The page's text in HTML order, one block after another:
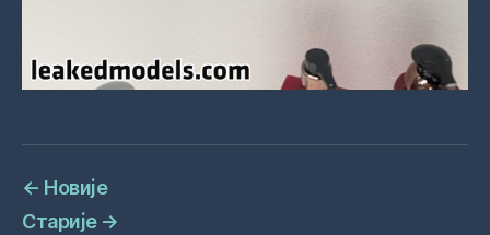
← Новије
Старије →